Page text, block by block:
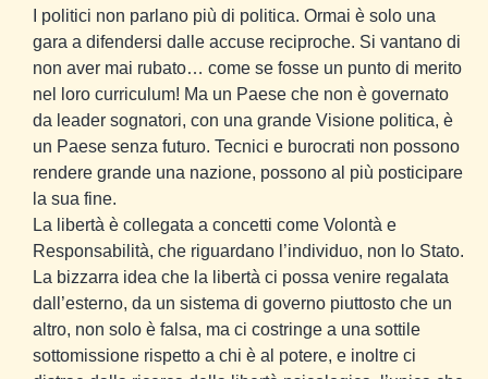
I politici non parlano più di politica. Ormai è solo una
gara a difendersi dalle accuse reciproche. Si vantano di
non aver mai rubato… come se fosse un punto di merito
nel loro curriculum! Ma un Paese che non è governato
da leader sognatori, con una grande Visione politica, è
un Paese senza futuro. Tecnici e burocrati non possono
rendere grande una nazione, possono al più posticipare
la sua fine.
La libertà è collegata a concetti come Volontà e
Responsabilità, che riguardano l’individuo, non lo Stato.
La bizzarra idea che la libertà ci possa venire regalata
dall’esterno, da un sistema di governo piuttosto che un
altro, non solo è falsa, ma ci costringe a una sottile
sottomissione rispetto a chi è al potere, e inoltre ci